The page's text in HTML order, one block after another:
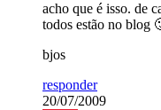
acho que é isso. de
todos estão no blog
bjos
responder
20/07/2009